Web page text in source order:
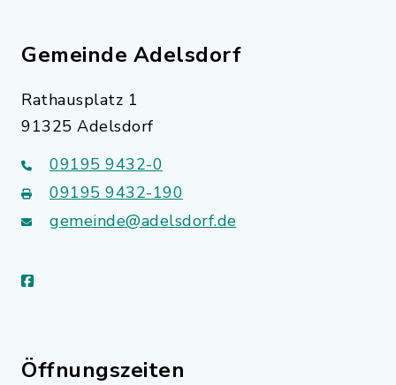
Gemeinde Adelsdorf
Rathausplatz 1
91325 Adelsdorf
09195 9432-0
09195 9432-190
gemeinde@adelsdorf.de
facebook
Öffnungszeiten